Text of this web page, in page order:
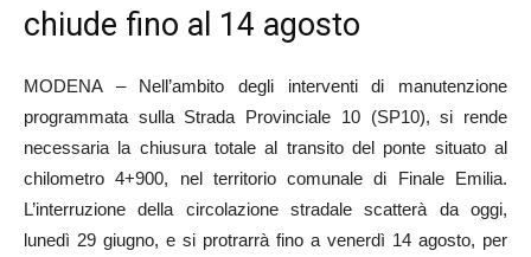
chiude fino al 14 agosto
MODENA – Nell’ambito degli interventi di manutenzione
programmata sulla Strada Provinciale 10 (SP10), si rende
necessaria la chiusura totale al transito del ponte situato al
chilometro 4+900, nel territorio comunale di Finale Emilia.
L’interruzione della circolazione stradale scatterà da oggi,
lunedì 29 giugno, e si protrarrà fino a venerdì 14 agosto, per